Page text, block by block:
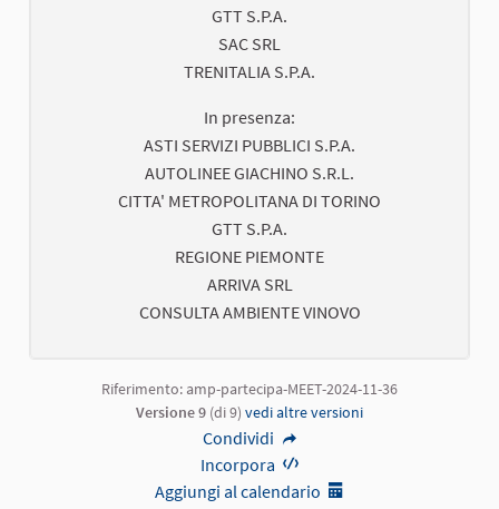
GTT S.P.A.
SAC SRL
TRENITALIA S.P.A.
In presenza:
ASTI SERVIZI PUBBLICI S.P.A.
AUTOLINEE GIACHINO S.R.L.
CITTA' METROPOLITANA DI TORINO
GTT S.P.A.
REGIONE PIEMONTE
ARRIVA SRL
CONSULTA AMBIENTE VINOVO
Riferimento: amp-partecipa-MEET-2024-11-36
Versione 9 (di 9) vedi altre versioni
Condividi
Incorpora
Aggiungi al calendario